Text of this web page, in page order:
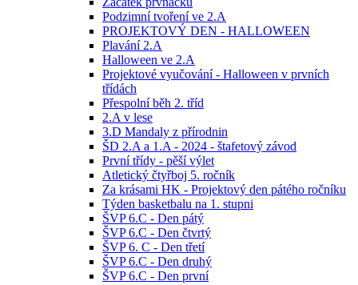
Podzimní tvoření ve 2.A
PROJEKTOVÝ DEN - HALLOWEEN
Plavání 2.A
Halloween ve 2.A
Projektové vyučování - Halloween v prvních
třídách
Přespolní běh 2. tříd
2.A v lese
3.D Mandaly z přírodnin
ŠD 2.A a 1.A - 2024 - štafetový závod
První třídy - pěší výlet
Atletický čtyřboj 5. ročník
Za krásami HK - Projektový den pátého ročníku
Týden basketbalu na 1. stupni
ŠVP 6.C - Den pátý
ŠVP 6.C - Den čtvrtý
ŠVP 6. C - Den třetí
ŠVP 6.C - Den druhý
ŠVP 6.C - Den první